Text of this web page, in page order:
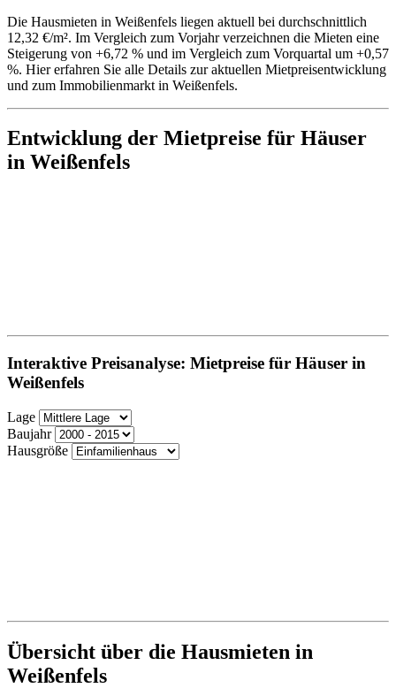
Die Hausmieten in Weißenfels liegen aktuell bei durchschnittlich
12,32 €/m². Im Vergleich zum Vorjahr verzeichnen die Mieten eine
Steigerung von +6,72 % und im Vergleich zum Vorquartal um +0,57
%. Hier erfahren Sie alle Details zur aktuellen Mietpreisentwicklung
und zum Immobilienmarkt in Weißenfels.
Entwicklung der Mietpreise für Häuser
in Weißenfels
Interaktive Preisanalyse: Mietpreise für Häuser in
Weißenfels
Lage
Baujahr
Hausgröße
Übersicht über die Hausmieten in
Weißenfels